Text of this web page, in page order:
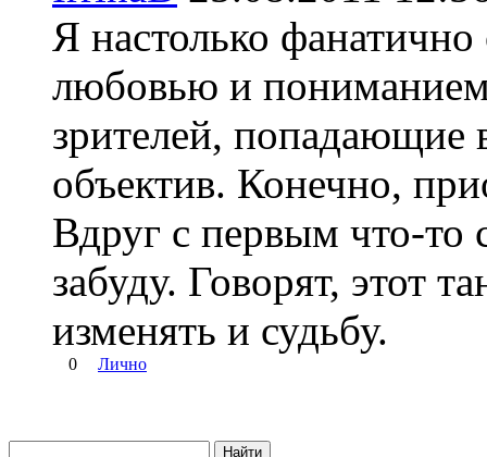
Я настолько
любовью и
зрителей, попадающие
объектив. Конечно,
Вдруг с первым что-то
забуду. Говорят, этот
изменять и судьбу.
0 Лично